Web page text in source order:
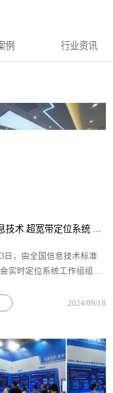
例 行业资讯
新闻|《信息技术 超宽带定位系统 空中接口协议》(计划号:20241880-T-469)国家标准启动会在成都成功举办
日，由全国信息技术标准
实时定位系统工作组组织
统 空中接口协议》(计划
2024/09/18